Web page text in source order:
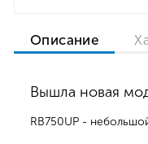
Описание
Вышла новая
RB750UP -